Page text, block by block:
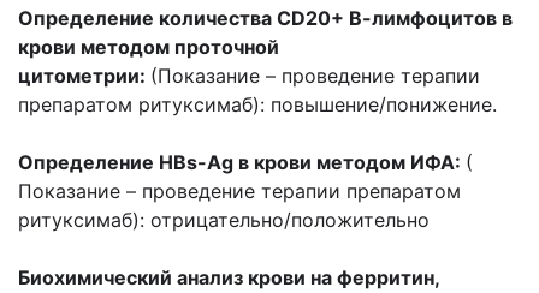
Определение количества CD20+ В-лимфоцитов в
крови методом проточной
цитометрии: (Показание – проведение терапии
препаратом ритуксимаб): повышение/понижение.
Определение HBs-Ag в крови методом ИФА: (
Показание – проведение терапии препаратом
ритуксимаб): отрицательно/положительно
Биохимический анализ крови на ферритин,